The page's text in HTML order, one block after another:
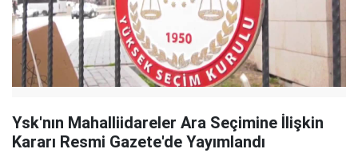
Ysk'nın Mahalliidareler Ara Seçimine İlişkin
Kararı Resmi Gazete'de Yayımlandı